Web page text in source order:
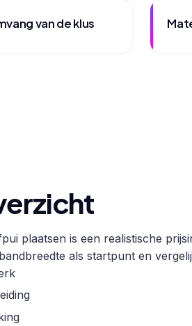
van de klus
plaatsen is een realistische
als startpunt en